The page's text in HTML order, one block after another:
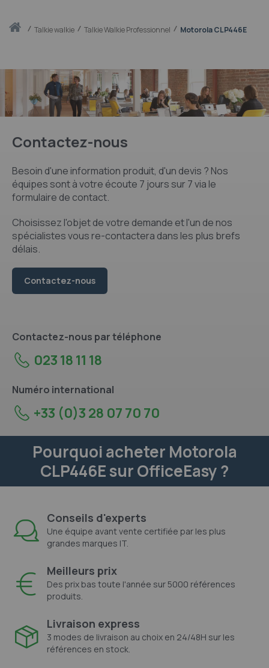
Accueiltalkie walkie Talkie Walkie Professionnel Motorola CLP446E
Contactez-nous
Besoin d'une information produit, d'un devis ? Nos
équipes sont à votre écoute 7 jours sur 7 via le
formulaire de contact.
Choisissez l'objet de votre demande et l'un de nos
spécialistes vous re-contactera dans les plus brefs
délais.
Contactez-nous
Contactez-nous par téléphone
023 18 11 18
Numéro international
+33 (0)3 28 07 70 70
Pourquoi acheter Motorola
CLP446E sur OfficeEasy ?
Conseils d'experts
Une équipe avant vente certifiée par les plus
grandes marques IT.
Meilleurs prix
Des prix bas toute l'année sur 5000 références
produits.
Livraison express
3 modes de livraison au choix en 24/48H sur les
références en stock.